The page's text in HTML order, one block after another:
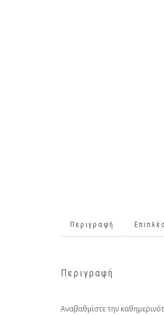
Περιγραφή
Περιγραφή
Αναβαθμίστε την